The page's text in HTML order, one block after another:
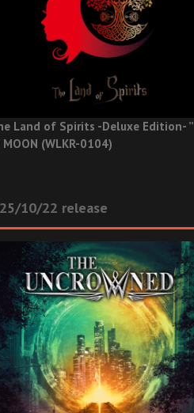
Land of Spirits -Deluxe Edition- ”
MOON (WLKR-0104)
10/22 release